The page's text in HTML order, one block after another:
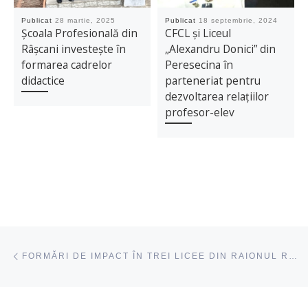
Publicat28 martie, 2025
Școala Profesională din
Râșcani investește în
formarea cadrelor
didactice
Publicat 18 septembrie, 2024
CFCL și Liceul
„Alexandru Donici” din
Peresecina în
parteneriat pentru
dezvoltarea relațiilor
profesor-elev
Navigare articole
FORMĂRI DE IMPACT ÎN TREI LICEE DIN RAIONUL RÂȘCANI